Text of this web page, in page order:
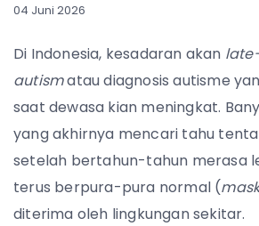
04 Juni 2026
Di Indonesia, kesadaran akan
autismatau diagnosis autisme
saat dewasa kian meningkat.
yang akhirnya mencari tahu
setelah bertahun-tahun merasa
terus berpura-pura normal (
diterima oleh lingkungan sekitar.